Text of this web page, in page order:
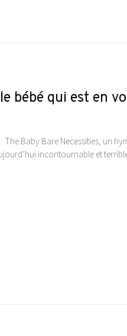
bébé qui est en
Baby Bare Necessities, un
incontournable et